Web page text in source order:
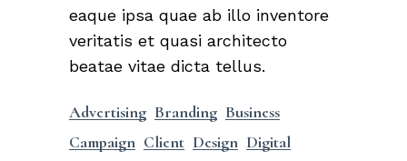
eaque ipsa quae ab illo inventore
veritatis et quasi architecto
beatae vitae dicta tellus.
Advertising Branding Business
Campaign Client Design Digital